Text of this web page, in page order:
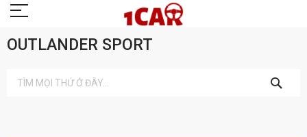
OUTLANDER SPORT
KIẾM